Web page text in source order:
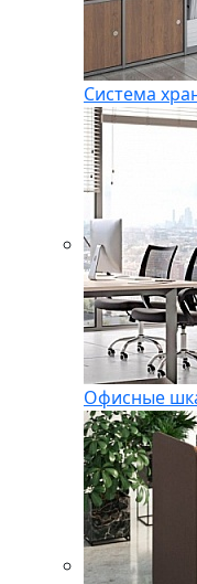
Система
Офисные